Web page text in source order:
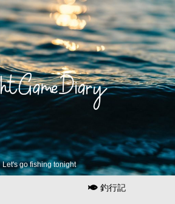
Let's go fishing tonight
釣行記